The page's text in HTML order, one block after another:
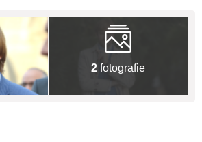
2 fotografie